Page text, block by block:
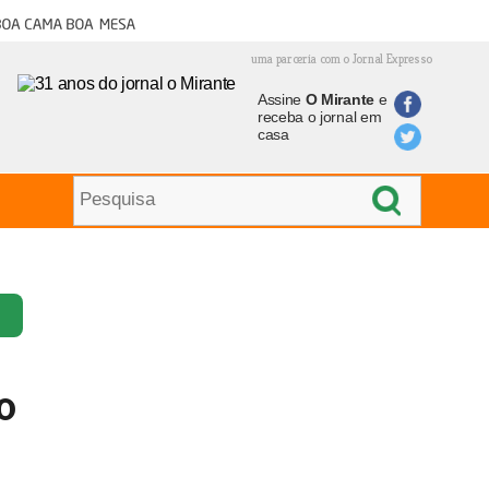
cama boa mesa
uma parceria com o Jornal Expresso
Assine O Mirantee
receba o jornal em
casa